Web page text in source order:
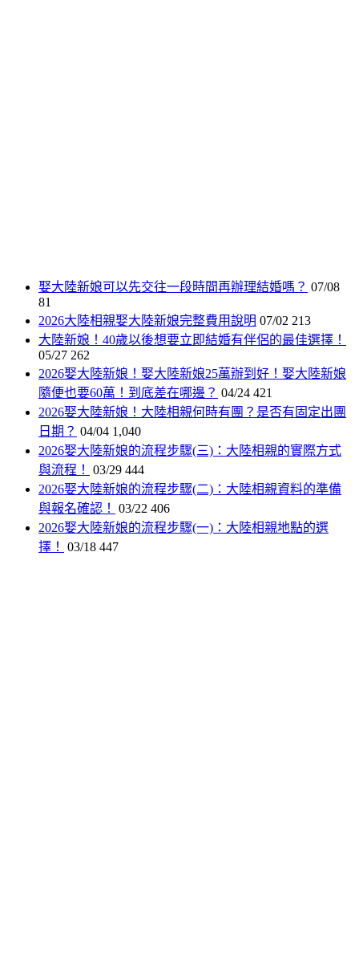
娶大陸新娘可以先交往一段時間再辦理結婚嗎？ 07/08
81
2026大陸相親娶大陸新娘完整費用說明 07/02 213
大陸新娘！40歲以後想要立即結婚有伴侶的最佳選擇！
05/27 262
2026娶大陸新娘！娶大陸新娘25萬辦到好！娶大陸新娘
隨便也要60萬！到底差在哪邊？ 04/24 421
2026娶大陸新娘！大陸相親何時有團？是否有固定出團
日期？ 04/04 1,040
2026娶大陸新娘的流程步驟(三)：大陸相親的實際方式
與流程！
03/29 444
2026娶大陸新娘的流程步驟(二)：大陸相親資料的準備
與報名確認！
03/22 406
2026娶大陸新娘的流程步驟(一)：大陸相親地點的選
擇！
03/18 447